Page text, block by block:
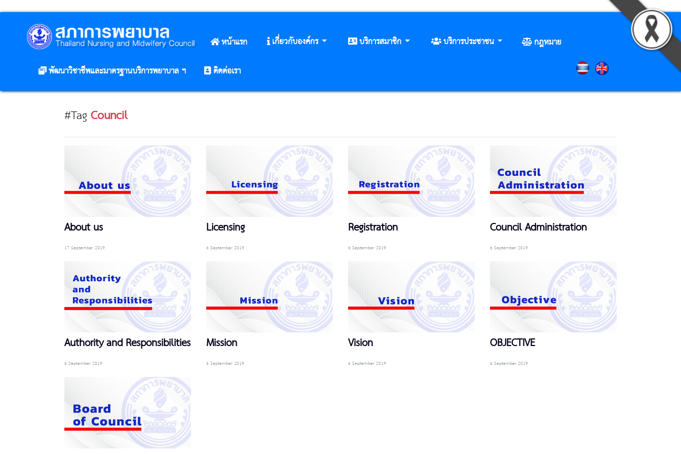
หน้าแรก เกี่ยวกับองค์กร บริการสมาชิก บริการประชาชน
กฎหมาย
พัฒนาวิชาชีพและมาตรฐานบริการพยาบาล ฯ
ติดต่อเรา
#TagCouncil
About us
17 September 2019
Licensing
6 September 2019
Registration
6 September 2019
Council Administration
6 September 2019
Authority and Responsibilities
6 September 2019
Mission
6 September 2019
Vision
6 September 2019
OBJECTIVE
6 September 2019